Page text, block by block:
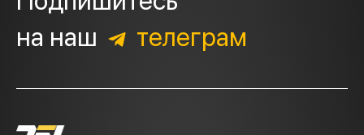
на наш
телеграм